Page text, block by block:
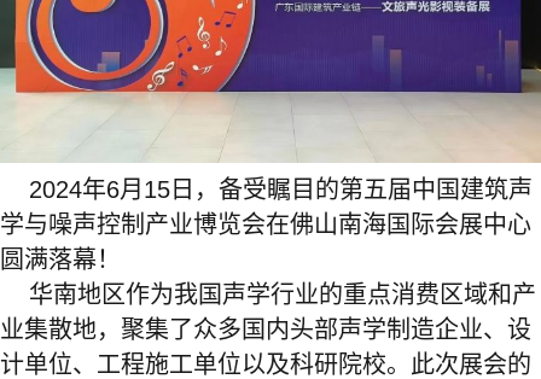
2024年6月15日，备受瞩目的第五届中国建筑声
学与噪声控制产业博览会在佛山南海国际会展中心
圆满落幕！
华南地区作为我国声学行业的重点消费区域和产
业集散地，聚集了众多国内头部声学制造企业、设
计单位、工程施工单位以及科研院校。此次展会的